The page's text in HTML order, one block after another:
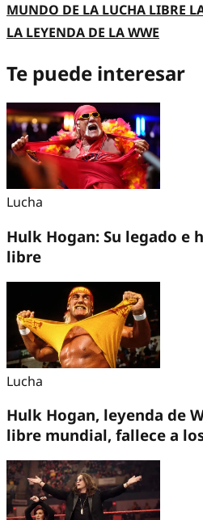
MUNDO DE LA LUCHA LIBRE
LA LEYENDA DE LA WWE
Te puede interesar
Lucha
Hulk Hogan: Su legado e
libre
Lucha
Hulk Hogan, leyenda de
libre mundial, fallece a